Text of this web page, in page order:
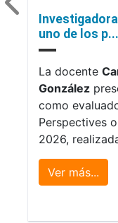
uno de los p...
La docente
González
como
Perspectives
2026,
Ver más...